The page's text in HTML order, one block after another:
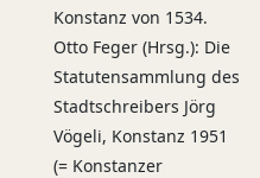
Konstanz von 1534.
Otto Feger (Hrsg.): Die
Statutensammlung des
Stadtschreibers Jörg
Vögeli, Konstanz 1951
(= Konstanzer